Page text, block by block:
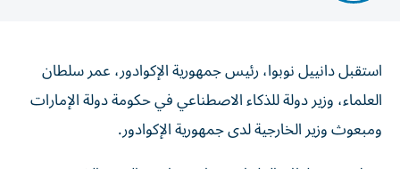
العلماء، وزير دولة للذكاء الاصطناعي في حكومة دولة الإمارات
ومبعوث وزير الخارجية لدى جمهورية الإكوادور.